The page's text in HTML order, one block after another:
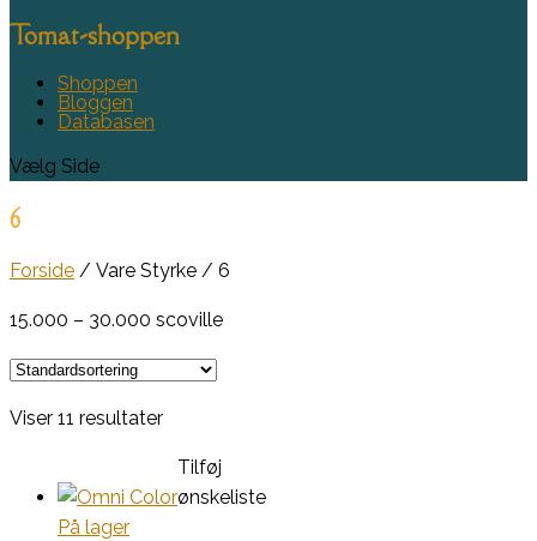
Tomat-shoppen
Shoppen
Bloggen
Databasen
Vælg Side
6
Forside / Vare Styrke / 6
15.000 – 30.000 scoville
Viser 11 resultater
Tilføj
ønskeliste
På lager